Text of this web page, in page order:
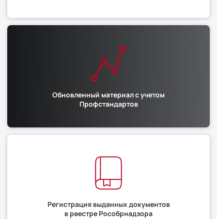
Обновленный материал с учетом
Профстандартов
Регистрация выданных документов
в реестре Рособрнадзора